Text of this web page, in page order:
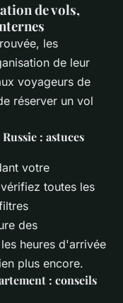
de vols,
les
de leur
voyageurs de
réserver un vol
: astuces
votre
toutes les
des
heures d'arrivée
plus encore.
: conseils